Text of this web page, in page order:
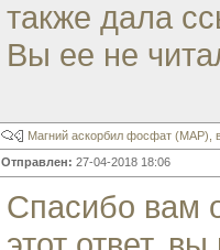
также дала
Вы ее не
Магний аскорбил фосфат (МАР),
Отправлен: 27-04-2018 18:06
Спасибо вам